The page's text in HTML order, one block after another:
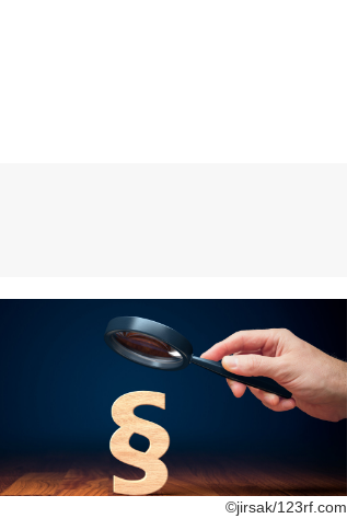
©jirsak/123rf.com